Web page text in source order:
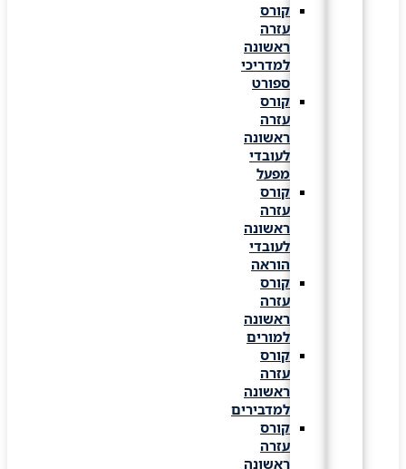
קורס
עזרה
ראשונה
למדריכי
ספורט
קורס
עזרה
ראשונה
לעובדי
מפעל
קורס
עזרה
ראשונה
לעובדי
הוראה
קורס
עזרה
ראשונה
למורים
קורס
עזרה
ראשונה
למדבירים
קורס
עזרה
ראשונה